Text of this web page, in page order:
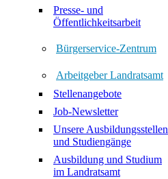
Presse- und
Öffentlichkeitsarbeit
Bürgerservice-Zentrum
Arbeitgeber Landratsamt
Stellenangebote
Job-Newsletter
Unsere Ausbildungsstellen
und Studiengänge
Ausbildung und Studium
im Landratsamt